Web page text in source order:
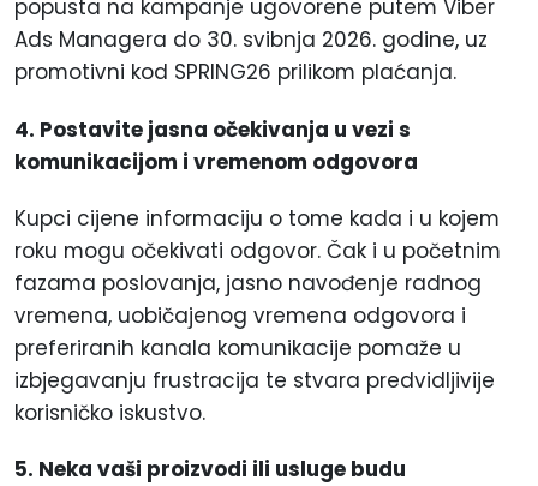
popusta na kampanje ugovorene putem Viber
Ads Managera do 30. svibnja 2026. godine, uz
promotivni kod SPRING26 prilikom plaćanja.
4. Postavite jasna očekivanja u vezi s
komunikacijom i vremenom odgovora
Kupci cijene informaciju o tome kada i u kojem
roku mogu očekivati odgovor. Čak i u početnim
fazama poslovanja, jasno navođenje radnog
vremena, uobičajenog vremena odgovora i
preferiranih kanala komunikacije pomaže u
izbjegavanju frustracija te stvara predvidljivije
korisničko iskustvo.
5. Neka vaši proizvodi ili usluge budu